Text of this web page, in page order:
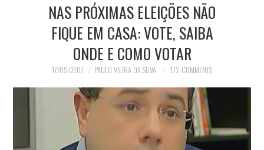
CONTACTO
POLÍTICA DE
PRIVACIDADE
NAS PRÓXIMAS ELEIÇÕES NÃO
FIQUE EM CASA: VOTE, SAIBA
ONDE E COMO VOTAR
17/09/2017 PAULO VIEIRA DA SILVA 172 COMMENTS